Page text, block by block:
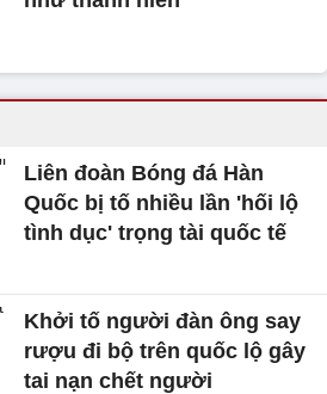
Liên đoàn Bóng đá Hàn
Quốc bị tố nhiều lần 'hối lộ
tình dục' trọng tài quốc tế
Khởi tố người đàn ông say
rượu đi bộ trên quốc lộ gây
tai nạn chết người